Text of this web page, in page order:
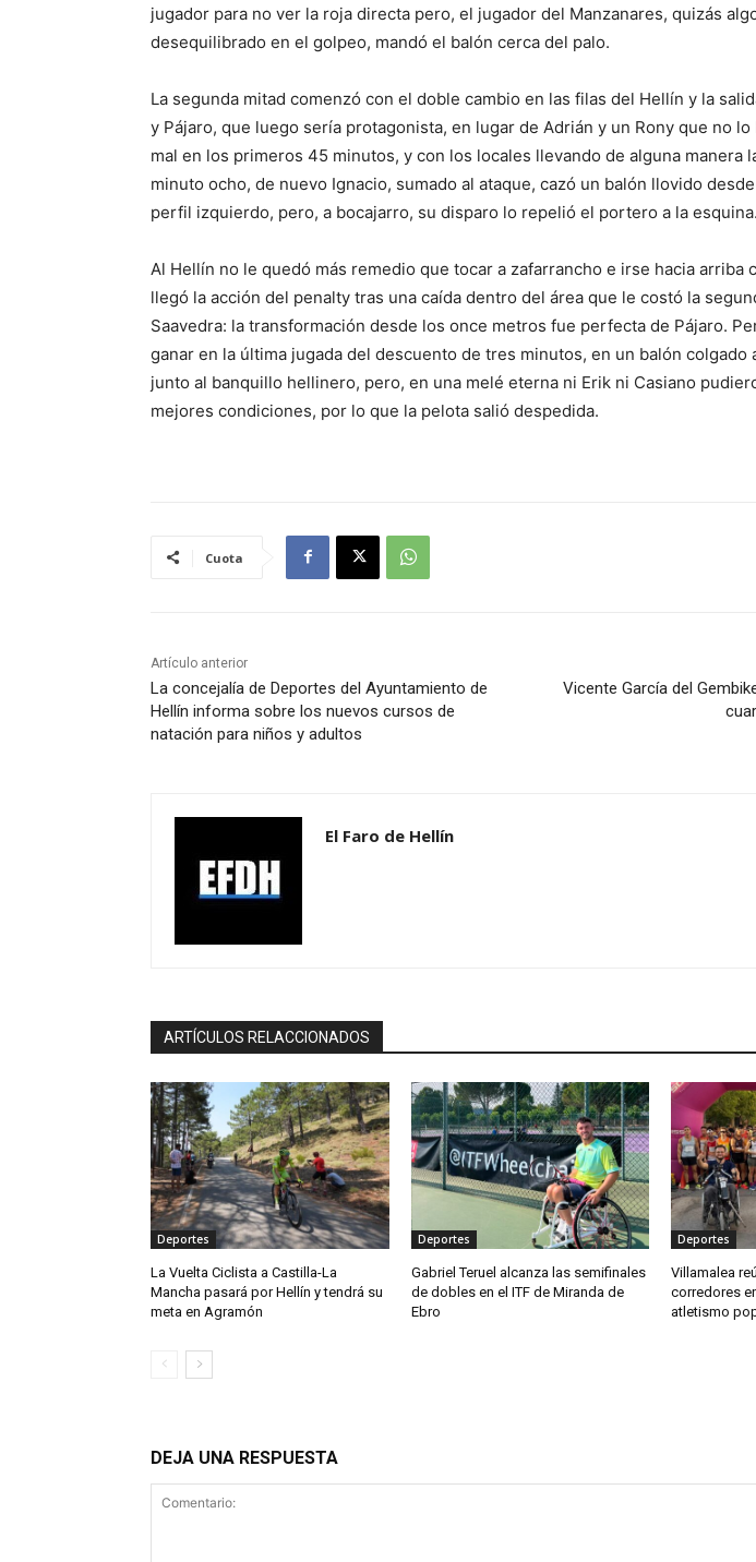
jugador para no ver la roja directa pero, el jugador del Manzanares, quizás
desequilibrado en el golpeo, mandó el balón cerca del palo.
La segunda mitad comenzó con el doble cambio en las filas del Hellín y la
y Pájaro, que luego sería protagonista, en lugar de Adrián y un Rony que no lo
mal en los primeros 45 minutos, y con los locales llevando de alguna manera
minuto ocho, de nuevo Ignacio, sumado al ataque, cazó un balón llovido
perfil izquierdo, pero, a bocajarro, su disparo lo repelió el portero a la esquina.
Al Hellín no le quedó más remedio que tocar a zafarrancho e irse hacia arriba
llegó la acción del penalty tras una caída dentro del área que le costó la
Saavedra: la transformación desde los once metros fue perfecta de Pájaro.
ganar en la última jugada del descuento de tres minutos, en un balón colgado
junto al banquillo hellinero, pero, en una melé eterna ni Erik ni Casiano
mejores condiciones, por lo que la pelota salió despedida.
Cuota
Artículo anterior
La concejalía de Deportes del Ayuntamiento de
Hellín informa sobre los nuevos cursos de
natación para niños y adultos
Vicente García del
El Faro de Hellín
ARTÍCULOS RELACCIONADOS
Deportes
La Vuelta Ciclista a Castilla-La
Mancha pasará por Hellín y tendrá su
meta en Agramón
Deportes
Gabriel Teruel alcanza las semifinales
de dobles en el ITF de Miranda de
Ebro
Deportes
Villamalea
corredores
atletismo
DEJA UNA RESPUESTA